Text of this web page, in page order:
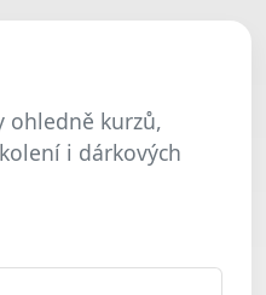
ohledně kurzů,
i dárkových